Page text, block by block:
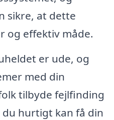
sikre, at dette
og effektiv måde.
er ude, og
med din
tilbyde fejlfinding
hurtigt kan få din